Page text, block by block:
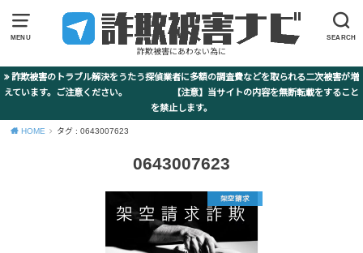
MENU SEARCH
詐欺被害にあわない為に
詐欺被害のトラブル解決をうたう探偵業者に多額の調査費などを取られる二次被害が増
えています。ご注意ください。 【注意】当サイトの内容を無断転載をすること
を禁止します。
HOME タグ : 0643007623
0643007623
架空請求